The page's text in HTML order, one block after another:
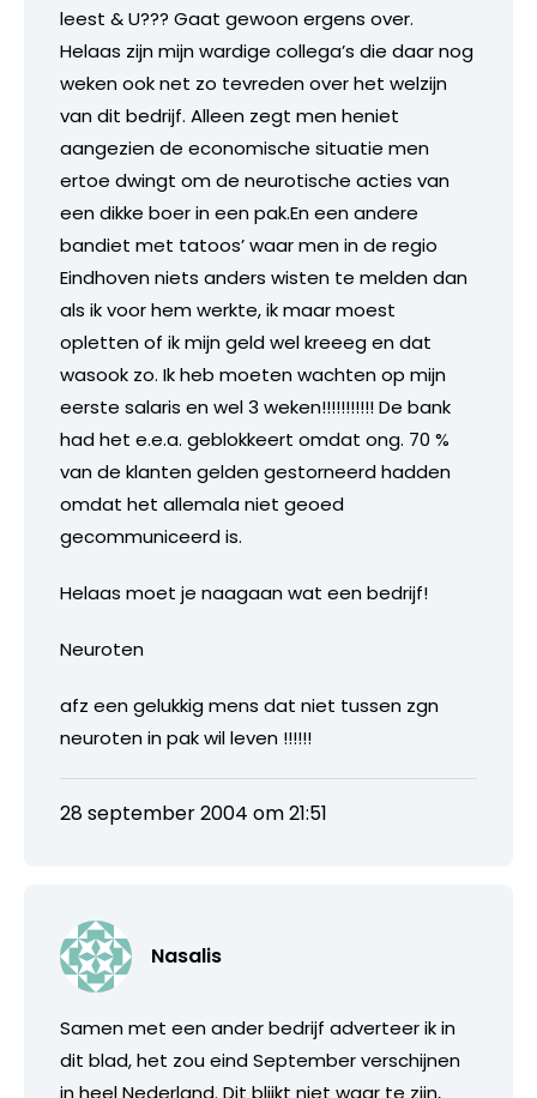
leest & U??? Gaat gewoon ergens over.
Helaas zijn mijn wardige collega’s die daar nog
weken ook net zo tevreden over het welzijn
van dit bedrijf. Alleen zegt men heniet
aangezien de economische situatie men
ertoe dwingt om de neurotische acties van
een dikke boer in een pak.En een andere
bandiet met tatoos’ waar men in de regio
Eindhoven niets anders wisten te melden dan
als ik voor hem werkte, ik maar moest
opletten of ik mijn geld wel kreeeg en dat
wasook zo. Ik heb moeten wachten op mijn
eerste salaris en wel 3 weken!!!!!!!!!!! De bank
had het e.e.a. geblokkeert omdat ong. 70 %
van de klanten gelden gestorneerd hadden
omdat het allemala niet geoed
gecommuniceerd is.
Helaas moet je naagaan wat een bedrijf!
Neuroten
afz een gelukkig mens dat niet tussen zgn
neuroten in pak wil leven !!!!!!
28 september 2004 om 21:51
Nasalis
Samen met een ander bedrijf adverteer ik in
dit blad, het zou eind September verschijnen
in heel Nederland. Dit blijkt niet waar te zijn,